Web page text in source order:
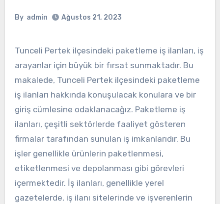
By admin Ağustos 21, 2023
Tunceli Pertek ilçesindeki paketleme iş ilanları, iş
arayanlar için büyük bir fırsat sunmaktadır. Bu
makalede, Tunceli Pertek ilçesindeki paketleme
iş ilanları hakkında konuşulacak konulara ve bir
giriş cümlesine odaklanacağız. Paketleme iş
ilanları, çeşitli sektörlerde faaliyet gösteren
firmalar tarafından sunulan iş imkanlarıdır. Bu
işler genellikle ürünlerin paketlenmesi,
etiketlenmesi ve depolanması gibi görevleri
içermektedir. İş ilanları, genellikle yerel
gazetelerde, iş ilanı sitelerinde ve işverenlerin